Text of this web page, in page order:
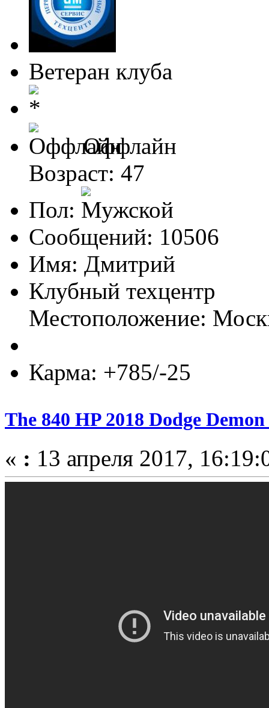
Ветеран клуба
Оффлайн
Возраст: 47
Пол:
Сообщений: 10506
Имя: Дмитрий
Клубный техцентр
Местоположение:
Карма: +785/-25
The 840 HP 2018 Dodge
« : 13 апреля 2017,